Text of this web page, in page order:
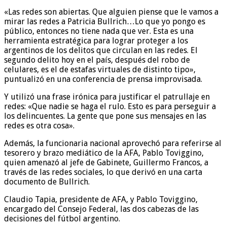
«Las redes son abiertas. Que alguien piense que le vamos a
mirar las redes a Patricia Bullrich…Lo que yo pongo es
público, entonces no tiene nada que ver. Esta es una
herramienta estratégica para lograr proteger a los
argentinos de los delitos que circulan en las redes. El
segundo delito hoy en el país, después del robo de
celulares, es el de estafas virtuales de distinto tipo»,
puntualizó en una conferencia de prensa improvisada.
Y utilizó una frase irónica para justificar el patrullaje en
redes: «Que nadie se haga el rulo. Esto es para perseguir a
los delincuentes. La gente que pone sus mensajes en las
redes es otra cosa».
Además, la funcionaria nacional aprovechó para referirse al
tesorero y brazo mediático de la AFA, Pablo Toviggino,
quien amenazó al jefe de Gabinete, Guillermo Francos, a
través de las redes sociales, lo que derivó en una carta
documento de Bullrich.
Claudio Tapia, presidente de AFA, y Pablo Toviggino,
encargado del Consejo Federal, las dos cabezas de las
decisiones del fútbol argentino.